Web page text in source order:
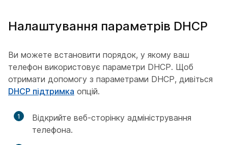
Налаштування параметрів DHCP
Ви можете встановити порядок, у якому ваш
телефон використовує параметри DHCP. Щоб
отримати допомогу з параметрами DHCP, дивіться
DHCP підтримка опцій.
1
Відкрийте веб-сторінку адміністрування
телефона.